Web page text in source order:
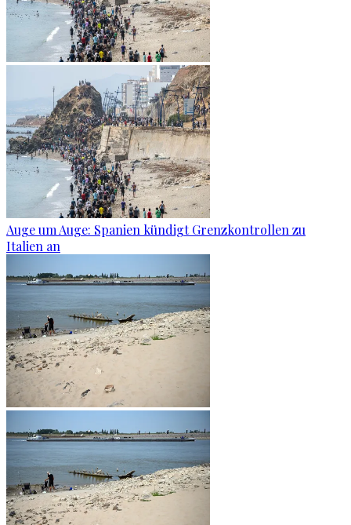
Auge um Auge: Spanien kündigt Grenzkontrollen zu
Italien an